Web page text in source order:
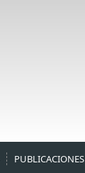
PUBLICACIONES